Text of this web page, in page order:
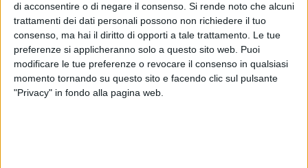
di acconsentire o di negare il consenso. Si rende noto che alcuni
trattamenti dei dati personali possono non richiedere il tuo
consenso, ma hai il diritto di opporti a tale trattamento. Le tue
preferenze si applicheranno solo a questo sito web. Puoi
modificare le tue preferenze o revocare il consenso in qualsiasi
momento tornando su questo sito e facendo clic sul pulsante
"Privacy" in fondo alla pagina web.
Il torneo della Futsal Salinis Margherita partirà in trasferta,
sul rettangolo della Lazio, domenica 22 settembre. La
compagine rosanera, detentrice del titolo, giocherà in seguito
la finalissima di Supercoppa col Kick Off (mercoledì 25
settembre) mentre il 29 settembre entrerà in gioco nel
secondo turno della Coppa Divisione e il 6 ottobre ospiterà il